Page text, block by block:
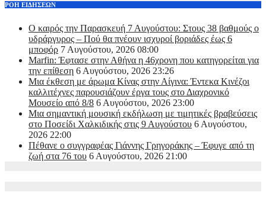
ΡΟΗ ΕΙΔΗΣΕΩΝ
Ο καιρός την Παρασκευή 7 Αυγούστου: Στους 38 βαθμούς ο
υδράργυρος – Πού θα πνέουν ισχυροί βοριάδες έως 6
μποφόρ 7 Αυγούστου, 2026 08:00
Marfin: Έφτασε στην Αθήνα η 46χρονη που κατηγορείται για
την επίθεση 6 Αυγούστου, 2026 23:26
Μια έκθεση με άρωμα Κίνας στην Αίγινα: Έντεκα Κινέζοι
καλλιτέχνες παρουσιάζουν έργα τους στο Διαχρονικό
Μουσείο από 8/8 6 Αυγούστου, 2026 23:00
Μια σημαντική μουσική εκδήλωση με τιμητικές βραβεύσεις
στο Ποσείδι Χαλκιδικής στις 9 Αυγούστου 6 Αυγούστου,
2026 22:00
Πέθανε ο συγγραφέας Γιάννης Γρηγοράκης – Έφυγε από τη
ζωή στα 76 του 6 Αυγούστου, 2026 21:00